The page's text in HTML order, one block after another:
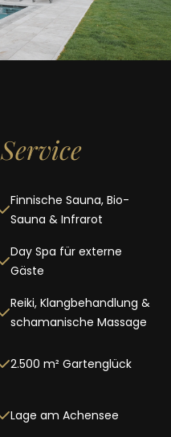
Service
Finnische Sauna, Bio-
Sauna & Infrarot
Day Spa für externe
Gäste
Reiki, Klangbehandlung &
schamanische Massage
2.500 m² Gartenglück
Lage am Achensee